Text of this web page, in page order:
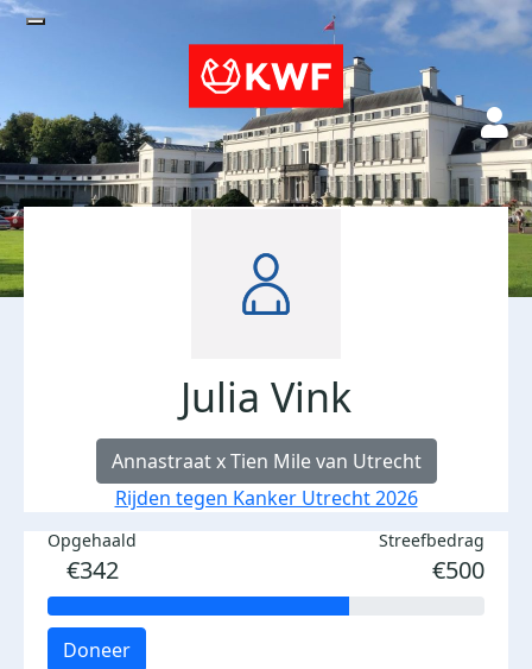
Julia Vink
Annastraat x Tien Mile van Utrecht
Rijden tegen Kanker Utrecht 2026
Opgehaald
€342
Streefbedrag
€500
Doneer